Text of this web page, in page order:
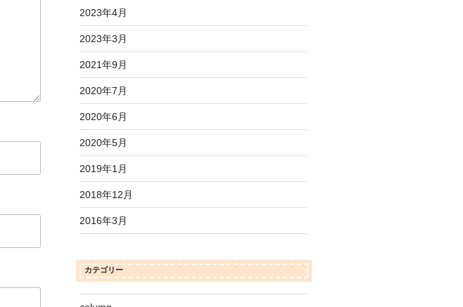
2023年4月
2023年3月
2021年9月
2020年7月
2020年6月
2020年5月
2019年1月
2018年12月
2016年3月
カテゴリー